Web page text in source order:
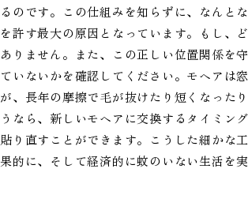
るのです。この仕組みを知らずに、なんと
を許す最大の原因となっています。もし、
ありません。また、この正しい位置関係を
ていないかを確認してください。モヘアは
が、長年の摩擦で毛が抜けたり短くなった
うなら、新しいモヘアに交換するタイミン
貼り直すことができます。こうした細かな
果的に、そして経済的に蚊のいない生活を